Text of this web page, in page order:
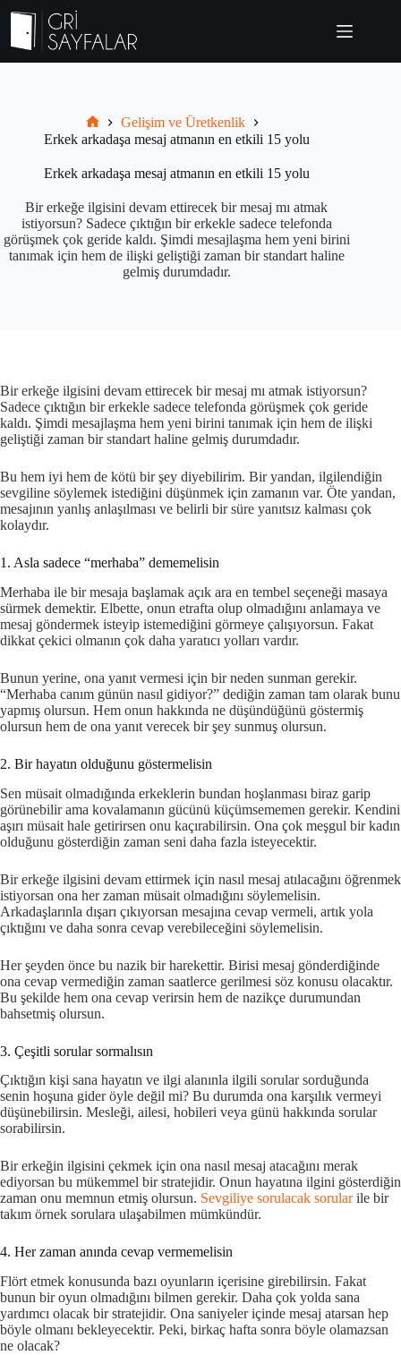
content
Grisayfalar.com
Gelişim ve Üretkenlik
Erkek arkadaşa mesaj atmanın en etkili 15 yolu
Erkek arkadaşa mesaj atmanın en etkili 15 yolu
Bir erkeğe ilgisini devam ettirecek bir mesaj mı atmak
istiyorsun? Sadece çıktığın bir erkekle sadece telefonda
görüşmek çok geride kaldı. Şimdi mesajlaşma hem yeni birini
tanımak için hem de ilişki geliştiği zaman bir standart haline
gelmiş durumdadır.
Bir erkeğe ilgisini devam ettirecek bir mesaj mı atmak istiyorsun?
Sadece çıktığın bir erkekle sadece telefonda görüşmek çok geride
kaldı. Şimdi mesajlaşma hem yeni birini tanımak için hem de ilişki
geliştiği zaman bir standart haline gelmiş durumdadır.
Bu hem iyi hem de kötü bir şey diyebilirim. Bir yandan, ilgilendiğin
sevgiline söylemek istediğini düşünmek için zamanın var. Öte yandan,
mesajının yanlış anlaşılması ve belirli bir süre yanıtsız kalması çok
kolaydır.
1. Asla sadece “merhaba” dememelisin
Merhaba ile bir mesaja başlamak açık ara en tembel seçeneği masaya
sürmek demektir. Elbette, onun etrafta olup olmadığını anlamaya ve
mesaj göndermek isteyip istemediğini görmeye çalışıyorsun. Fakat
dikkat çekici olmanın çok daha yaratıcı yolları vardır.
Bunun yerine, ona yanıt vermesi için bir neden sunman gerekir.
“Merhaba canım günün nasıl gidiyor?” dediğin zaman tam olarak bunu
yapmış olursun. Hem onun hakkında ne düşündüğünü göstermiş
olursun hem de ona yanıt verecek bir şey sunmuş olursun.
2. Bir hayatın olduğunu göstermelisin
Sen müsait olmadığında erkeklerin bundan hoşlanması biraz garip
görünebilir ama kovalamanın gücünü küçümsememen gerekir. Kendini
aşırı müsait hale getirirsen onu kaçırabilirsin. Ona çok meşgul bir kadın
olduğunu gösterdiğin zaman seni daha fazla isteyecektir.
Bir erkeğe ilgisini devam ettirmek için nasıl mesaj atılacağını öğrenmek
istiyorsan ona her zaman müsait olmadığını söylemelisin.
Arkadaşlarınla dışarı çıkıyorsan mesajına cevap vermeli, artık yola
çıktığını ve daha sonra cevap verebileceğini söylemelisin.
Her şeyden önce bu nazik bir harekettir. Birisi mesaj gönderdiğinde
ona cevap vermediğin zaman saatlerce gerilmesi söz konusu olacaktır.
Bu şekilde hem ona cevap verirsin hem de nazikçe durumundan
bahsetmiş olursun.
3. Çeşitli sorular sormalısın
Çıktığın kişi sana hayatın ve ilgi alanınla ilgili sorular sorduğunda
senin hoşuna gider öyle değil mi? Bu durumda ona karşılık vermeyi
düşünebilirsin. Mesleği, ailesi, hobileri veya günü hakkında sorular
sorabilirsin.
Bir erkeğin ilgisini çekmek için ona nasıl mesaj atacağını merak
ediyorsan bu mükemmel bir stratejidir. Onun hayatına ilgini gösterdiğin
zaman onu memnun etmiş olursun. Sevgiliye sorulacak sorularile bir
takım örnek sorulara ulaşabilmen mümkündür.
4. Her zaman anında cevap vermemelisin
Flört etmek konusunda bazı oyunların içerisine girebilirsin. Fakat
bunun bir oyun olmadığını bilmen gerekir. Daha çok yolda sana
yardımcı olacak bir stratejidir. Ona saniyeler içinde mesaj atarsan hep
böyle olmanı bekleyecektir. Peki, birkaç hafta sonra böyle olamazsan
ne olacak?